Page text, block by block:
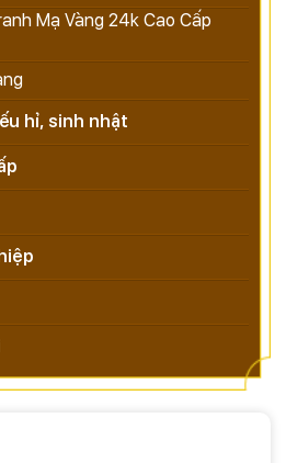
Mạ Vàng 24k Cao Cấp
hỉ, sinh nhật